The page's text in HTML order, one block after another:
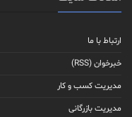
ارتباط با ما
خبرخوان (RSS)
مدیریت کسب و کار
مدیریت بازرگانی